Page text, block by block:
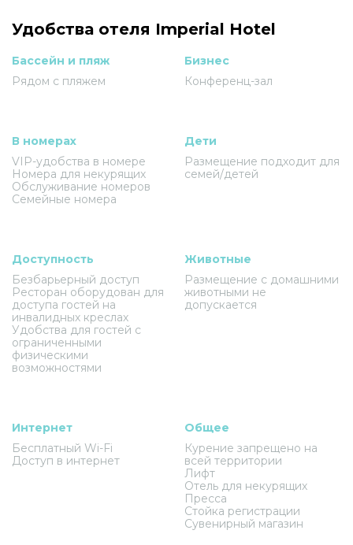
Удобства отеля Imperial Hotel
Бассейн и пляж
Рядом с пляжем
Бизнес
Конференц-зал
В номерах
VIP-удобства в номере
Номера для некурящих
Обслуживание номеров
Семейные номера
Дети
Размещение подходит для
семей/детей
Доступность
Безбарьерный доступ
Ресторан оборудован для
доступа гостей на
инвалидных креслах
Удобства для гостей с
ограниченными
физическими
возможностями
Животные
Размещение с домашними
животными не
допускается
Интернет
Бесплатный Wi-Fi
Доступ в интернет
Общее
Курение запрещено на
всей территории
Лифт
Отель для некурящих
Пресса
Стойка регистрации
Сувенирный магазин